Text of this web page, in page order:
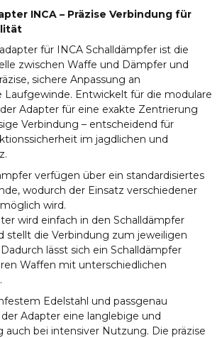
INCA – Präzise Verbindung für
für INCA Schalldämpfer ist die
zwischen Waffe und Dämpfer und
sichere Anpassung an
Laufgewinde. Entwickelt für die modulare
Adapter für eine exakte Zentrierung
Verbindung – entscheidend für
im jagdlichen und
verfügen über ein standardisiertes
wodurch der Einsatz verschiedener
wird.
wird einfach in den Schalldämpfer
stellt die Verbindung zum jeweiligen
lässt sich ein Schalldämpfer
Waffen mit unterschiedlichen
Edelstahl und passgenau
Adapter eine langlebige und
auch bei intensiver Nutzung. Die präzise